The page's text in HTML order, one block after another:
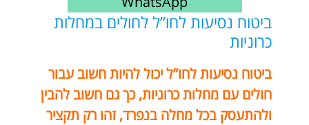
ביטוח נסיעות לחו”ל לחולים במחלות
כרוניות
ביטוח נסיעות לחו”ל יכול להיות חשוב עבור
חולים עם מחלות כרוניות, כך גם חשוב להבין
ולהתעסק בכל מחלה בנפרד, זהו רק תקציר